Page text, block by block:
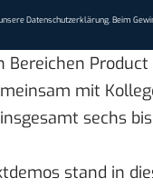
Datenschutzerklärung. Beim
mit
sechs
stand in